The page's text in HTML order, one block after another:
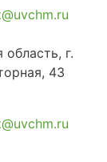
г.
43